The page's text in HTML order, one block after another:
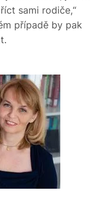
sami rodiče,“
případě by pak